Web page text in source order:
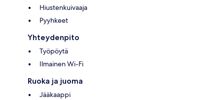
Hiustenkuivaaja
Pyyhkeet
Yhteydenpito
Työpöytä
Ilmainen Wi-Fi
Ruoka ja juoma
Jääkaappi